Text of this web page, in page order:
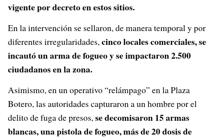
vigente por decreto en estos sitios.
En la intervención se sellaron, de manera temporal y por
diferentes irregularidades,cinco locales comerciales, se
incautó un arma de fogueo y se impactaron 2.500
ciudadanos en la zona.
Asimismo, en un operativo “relámpago” en la Plaza
Botero, las autoridades capturaron a un hombre por el
delito de fuga de presos,se decomisaron 15 armas
blancas, una pistola de fogueo, más de 20 dosis de